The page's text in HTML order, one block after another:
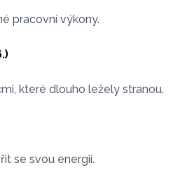
pracovní výkony.
které dlouho ležely stranou.
se svou energií.